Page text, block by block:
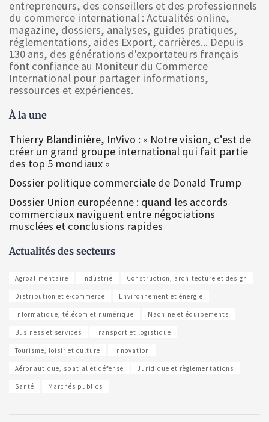
entrepreneurs, des conseillers et des professionnels
du commerce international : Actualités online,
magazine, dossiers, analyses, guides pratiques,
réglementations, aides Export, carrières... Depuis
130 ans, des générations d'exportateurs français
font confiance au Moniteur du Commerce
International pour partager informations,
ressources et expériences.
À la une
Thierry Blandinière, InVivo : « Notre vision, c’est de
créer un grand groupe international qui fait partie
des top 5 mondiaux »
Dossier politique commerciale de Donald Trump
Dossier Union européenne : quand les accords
commerciaux naviguent entre négociations
musclées et conclusions rapides
Actualités des secteurs
Agroalimentaire Industrie Construction, architecture et design
Distribution et e-commerce Environnement et énergie
Informatique, télécom et numérique Machine et équipements
Business et services Transport et logistique
Tourisme, loisir et culture Innovation
Aéronautique, spatial et défense Juridique et règlementations
Santé Marchés publics